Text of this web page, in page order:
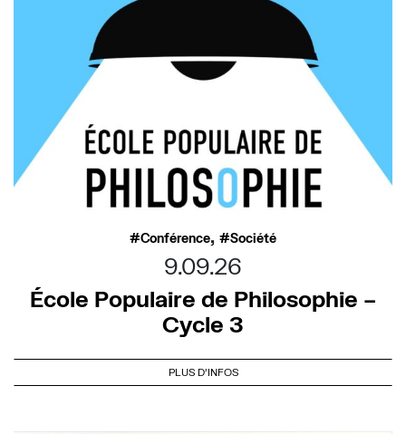
Conférence, Société
9.09.26
École Populaire de Philosophie –
Cycle 3
PLUS D'INFOS